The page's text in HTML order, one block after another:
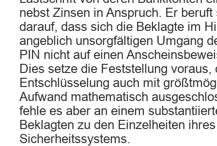
nebst Zinsen in Anspruch. Er
darauf, dass sich die Beklagte im
angeblich unsorgfältigen Umgang
PIN nicht auf einen
Dies setze die Feststellung voraus,
Entschlüsselung auch mit
Aufwand mathematisch
fehle es aber an einem
Beklagten zu den Einzelheiten ihres
Sicherheitssystems.